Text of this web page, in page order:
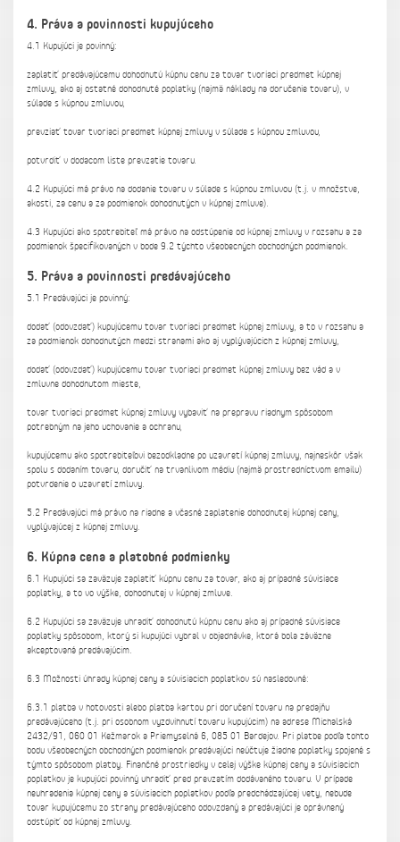
4. Práva a povinnosti kupujúceho
4.1 Kupujúci je povinný:
zaplatiť predávajúcemu dohodnutú kúpnu cenu za tovar tvoriaci predmet kúpnej
zmluvy, ako aj ostatné dohodnuté poplatky (najmä náklady na doručenie tovaru), v
súlade s kúpnou zmluvou,
prevziať tovar tvoriaci predmet kúpnej zmluvy v súlade s kúpnou zmluvou,
potvrdiť v dodacom liste prevzatie tovaru.
4.2 Kupujúci má právo na dodanie tovaru v súlade s kúpnou zmluvou (t.j. v množstve,
akosti, za cenu a za podmienok dohodnutých v kúpnej zmluve).
4.3 Kupujúci ako spotrebiteľ má právo na odstúpenie od kúpnej zmluvy v rozsahu a za
podmienok špecifikovaných v bode 9.2 týchto všeobecných obchodných podmienok.
5. Práva a povinnosti predávajúceho
5.1 Predávajúci je povinný:
dodať (odovzdať) kupujúcemu tovar tvoriaci predmet kúpnej zmluvy, a to v rozsahu a
za podmienok dohodnutých medzi stranami ako aj vyplývajúcich z kúpnej zmluvy,
dodať (odovzdať) kupujúcemu tovar tvoriaci predmet kúpnej zmluvy bez vád a v
zmluvne dohodnutom mieste,
tovar tvoriaci predmet kúpnej zmluvy vybaviť na prepravu riadnym spôsobom
potrebným na jeho uchovanie a ochranu,
kupujúcemu ako spotrebiteľovi bezodkladne po uzavretí kúpnej zmluvy, najneskôr však
spolu s dodaním tovaru, doručiť na trvanlivom médiu (najmä prostredníctvom emailu)
potvrdenie o uzavretí zmluvy.
5.2 Predávajúci má právo na riadne a včasné zaplatenie dohodnutej kúpnej ceny,
vyplývajúcej z kúpnej zmluvy.
6. Kúpna cena a platobné podmienky
6.1 Kupujúci sa zaväzuje zaplatiť kúpnu cenu za tovar, ako aj prípadné súvisiace
poplatky, a to vo výške, dohodnutej v kúpnej zmluve.
6.2 Kupujúci sa zaväzuje uhradiť dohodnutú kúpnu cenu ako aj prípadné súvisiace
poplatky spôsobom, ktorý si kupujúci vybral v objednávke, ktorá bola záväzne
akceptovaná predávajúcim.
6.3 Možnosti úhrady kúpnej ceny a súvisiacich poplatkov sú nasledovné:
6.3.1 platba v hotovosti alebo platba kartou pri doručení tovaru na predajňu
predávajúceho (t.j. pri osobnom vyzdvihnutí tovaru kupujúcim) na adrese Michalská
2432/91, 060 01 Kežmarok a Priemyselná 6, 085 01 Bardejov. Pri platbe podľa tohto
bodu všeobecných obchodných podmienok predávajúci neúčtuje žiadne poplatky spojené s
týmto spôsobom platby. Finančné prostriedky v celej výške kúpnej ceny a súvisiacich
poplatkov je kupujúci povinný uhradiť pred prevzatím dodávaného tovaru. V prípade
neuhradenia kúpnej ceny a súvisiacich poplatkov podľa predchádzajúcej vety, nebude
tovar kupujúcemu zo strany predávajúceho odovzdaný a predávajúci je oprávnený
odstúpiť od kúpnej zmluvy.